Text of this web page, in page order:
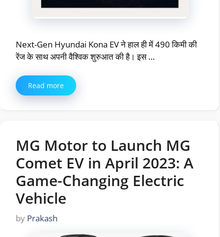
Next-Gen Hyundai Kona EV ने हाल ही में 490 किमी की
रेंज के साथ अपनी वैश्विक शुरुआत की है। इस …
Read more
MG Motor to Launch MG
Comet EV in April 2023: A
Game-Changing Electric
Vehicle
by Prakash